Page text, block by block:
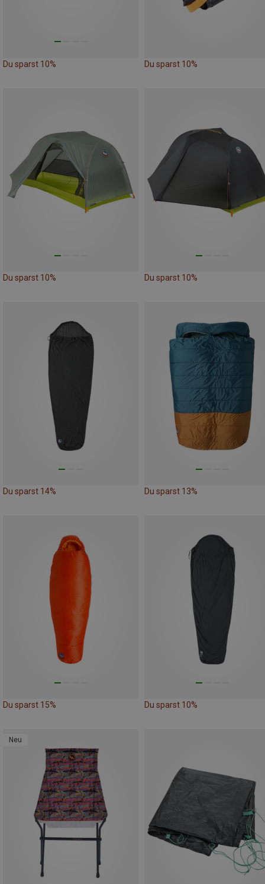
Du sparst 10% Du sparst 10%
Du sparst 10% Du sparst 10%
Du sparst 14% Du sparst 13%
Du sparst 15% Du sparst 10%
Neu